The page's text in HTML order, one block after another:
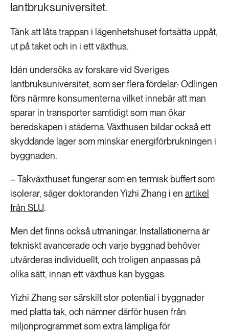
lantbruksuniversitet.
Tänk att låta trappan i lägenhetshuset fortsätta uppåt,
ut på taket och in i ett växthus.
Idén undersöks av forskare vid Sveriges
lantbruksuniversitet, som ser flera fördelar: Odlingen
förs närmre konsumenterna vilket innebär att man
sparar in transporter samtidigt som man ökar
beredskapen i städerna. Växthusen bildar också ett
skyddande lager som minskar energiförbrukningen i
byggnaden.
– Takväxthuset fungerar som en termisk buffert som
isolerar, säger doktoranden Yizhi Zhang i en artikel
från SLU.
Men det finns också utmaningar. Installationerna är
tekniskt avancerade och varje byggnad behöver
utvärderas individuellt, och troligen anpassas på
olika sätt, innan ett växthus kan byggas.
Yizhi Zhang ser särskilt stor potential i byggnader
med platta tak, och nämner därför husen från
miljonprogrammet som extra lämpliga för